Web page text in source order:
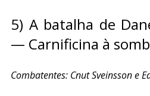
5) A batalha de
— Carnificina à
Combatentes: Cnut Sveinsson e